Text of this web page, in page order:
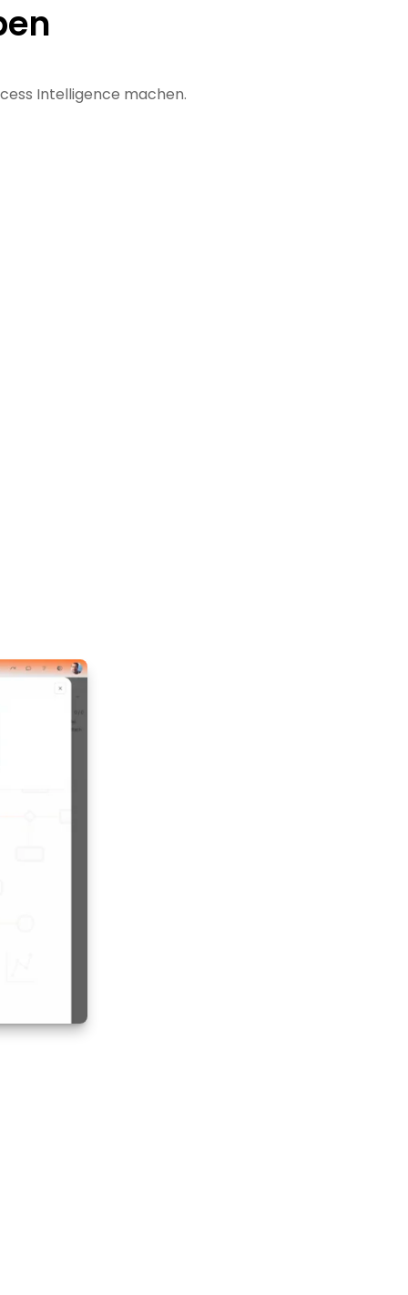
Intelligence machen.